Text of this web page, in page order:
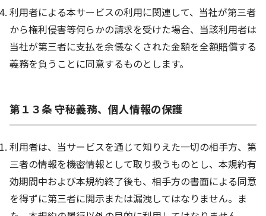
利用者による本サービスの利用に関連して、当社が第三者
から権利侵害等何らかの請求を受けた場合、当該利用者は
当社が第三者に支払を余儀なくされた金額を全額賠償する
義務を負うことに同意するものとします。
第１３条 守秘義務、個人情報の保護
利用者は、当サービスを通じて知りえた一切の相手方、第
三者の情報を機密情報として取り扱うものとし、本規約有
効期間中および本規約終了後も、相手方の書面による同意
を得ずに第三者に開示または漏洩してはなりません。ま